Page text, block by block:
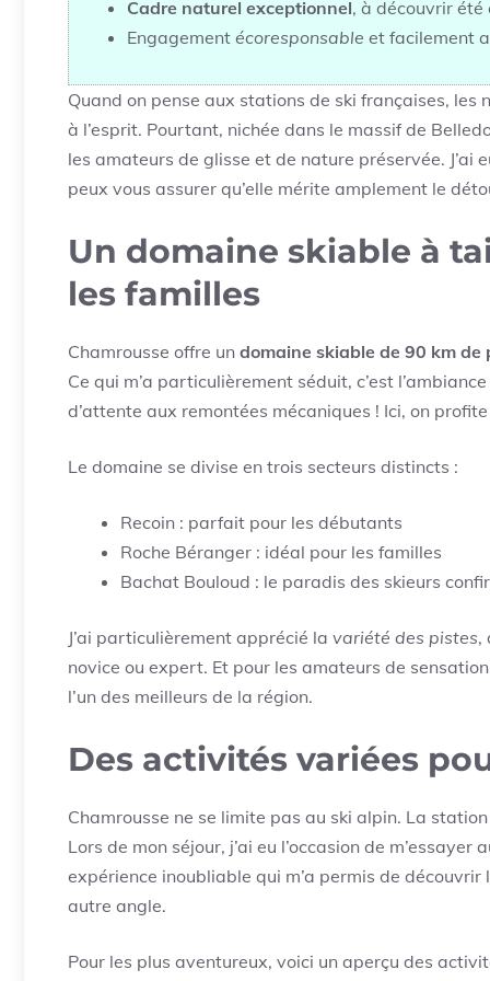
Cadre naturel exceptionnel, à découvrir été
Engagement écoresponsable et facilement
Quand on pense aux stations de ski françaises, les
à l’esprit. Pourtant, nichée dans le massif de
les amateurs de glisse et de nature préservée.
peux vous assurer qu’elle mérite amplement le
Un domaine skiable à
les familles
Chamrousse offre un domaine skiable de 90 km de
Ce qui m’a particulièrement séduit, c’est
d’attente aux remontées mécaniques ! Ici, on
Le domaine se divise en trois secteurs distincts :
Recoin : parfait pour les débutants
Roche Béranger : idéal pour les familles
Bachat Bouloud : le paradis des skieurs
J’ai particulièrement apprécié la variété des pistes,
novice ou expert. Et pour les amateurs de
l’un des meilleurs de la région.
Des activités variées
Chamrousse ne se limite pas au ski alpin. La
Lors de mon séjour, j’ai eu l’occasion de m’essayer
expérience inoubliable qui m’a permis de
autre angle.
Pour les plus aventureux, voici un aperçu des